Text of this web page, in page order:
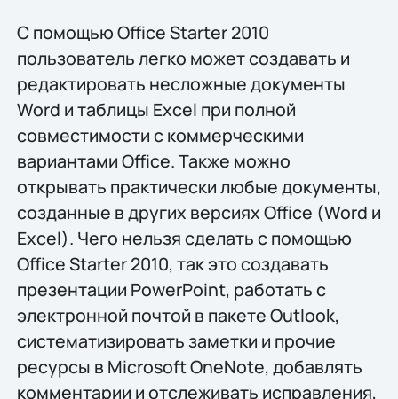
С помощью Office Starter 2010
пользователь легко может создавать и
редактировать несложные документы
Word и таблицы Excel при полной
совместимости с коммерческими
вариантами Office. Также можно
открывать практически любые документы,
созданные в других версиях Office (Word и
Excel). Чего нельзя сделать с помощью
Office Starter 2010, так это создавать
презентации PowerPoint, работать с
электронной почтой в пакете Outlook,
систематизировать заметки и прочие
ресурсы в Microsoft OneNote, добавлять
комментарии и отслеживать исправления,